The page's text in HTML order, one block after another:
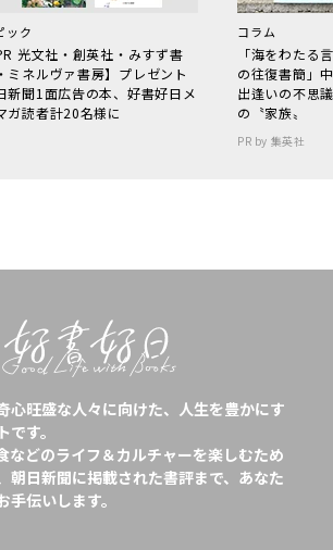
ック
光文社・創英社・みすず書
ミネルヴァ書房】プレゼント
新聞1面広告の本、好書好日メ
ガ読者計20名様に
コラム
「海をわた
の往復書簡」
出逢いの不思
の〝家族〟
PR by 集英社
心旺盛な人々に向けた、人生を豊かにす
す。
などのライフ＆カルチャーを楽しむため
朝日新聞に掲載された書評まで、あなた
手伝いします。